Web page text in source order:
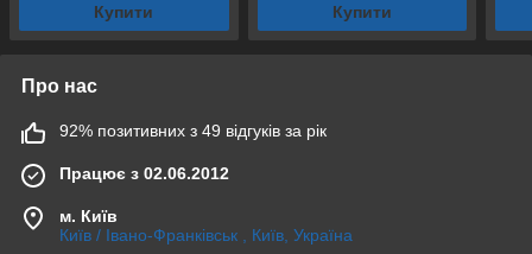
Купити Купити
Про нас
92% позитивних з 49 відгуків за рік
Працює з 02.06.2012
м. Київ
Київ / Івано-Франківськ , Київ, Україна